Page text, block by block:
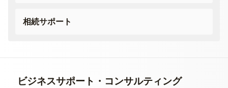
相続サポート
ビジネスサポート・ コンサルティング